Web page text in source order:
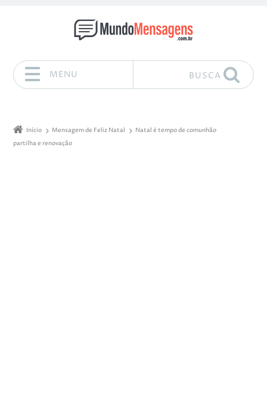
MENU BUSCA
Início Mensagem de Feliz Natal
Natal é tempo de comunhão
partilha e renovação